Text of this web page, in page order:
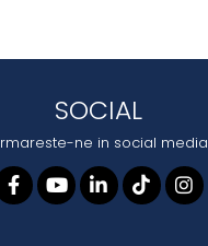
SOCIAL
ne in social media